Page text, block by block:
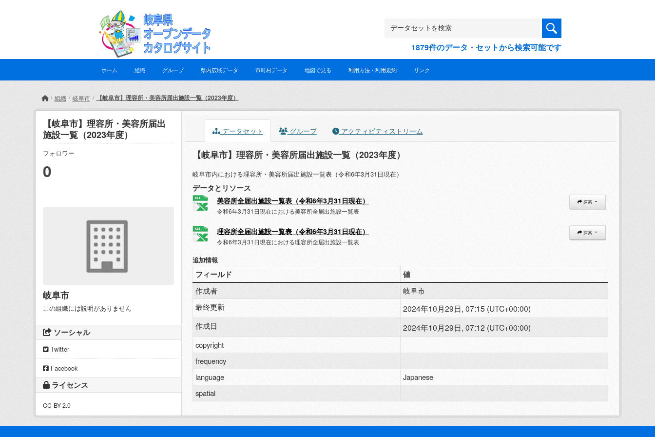
1879件のデータ・セットから検索可能です
ホーム 組織 グループ 県内広域データ 市町村データ 地図で見る 利用方法・利用規約 リンク
組織 岐阜市 【岐阜市】理容所・美容所届出施設一覧（2023年度）
【岐阜市】理容所・美容所届出
施設一覧（2023年度）
フォロワー
0
岐阜市
この組織には説明がありません
ソーシャル
Twitter
Facebook
ライセンス
CC-BY-2.0
データセット グループ アクティビティストリーム
【岐阜市】理容所・美容所届出施設一覧（2023年度）
岐阜市内における理容所・美容所届出施設一覧表（令和6年3月31日現在）
データとリソース
美容所全届出施設一覧表（令和6年3月31日現在）
令和6年3月31日現在における美容所全届出施設一覧表
探索
理容所全届出施設一覧表（令和6年3月31日現在）
令和6年3月31日現在における理容所全届出施設一覧表
探索
追加情報
フィールド 値
作成者
岐阜市
最終更新
2024年10月29日, 07:15 (UTC+00:00)
作成日 2024年10月29日, 07:12 (UTC+00:00)
copyright
frequency
language
Japanese
spatial